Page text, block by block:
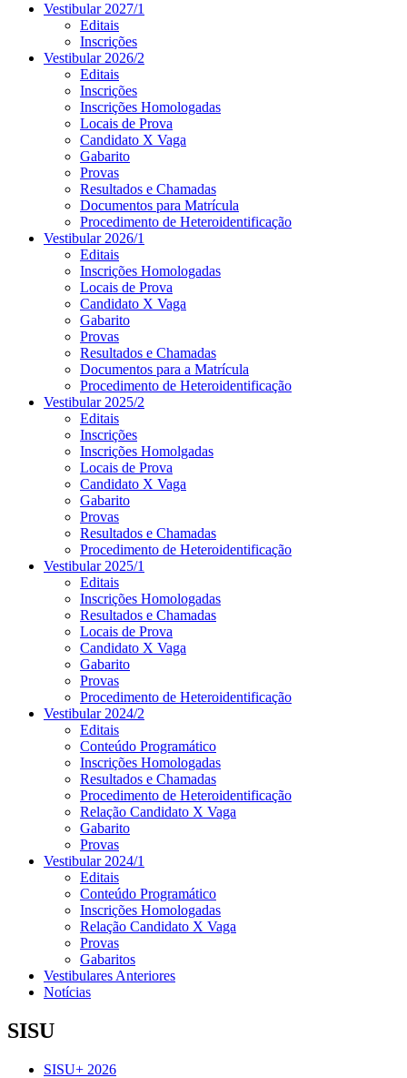
Vestibular 2027/1
Editais
Inscrições
Vestibular 2026/2
Editais
Inscrições
Inscrições Homologadas
Locais de Prova
Candidato X Vaga
Gabarito
Provas
Resultados e Chamadas
Documentos para Matrícula
Procedimento de Heteroidentificação
Vestibular 2026/1
Editais
Inscrições Homologadas
Locais de Prova
Candidato X Vaga
Gabarito
Provas
Resultados e Chamadas
Documentos para a Matrícula
Procedimento de Heteroidentificação
Vestibular 2025/2
Editais
Inscrições
Inscrições Homolgadas
Locais de Prova
Candidato X Vaga
Gabarito
Provas
Resultados e Chamadas
Procedimento de Heteroidentificação
Vestibular 2025/1
Editais
Inscrições Homologadas
Resultados e Chamadas
Locais de Prova
Candidato X Vaga
Gabarito
Provas
Procedimento de Heteroidentificação
Vestibular 2024/2
Editais
Conteúdo Programático
Inscrições Homologadas
Resultados e Chamadas
Procedimento de Heteroidentificação
Relação Candidato X Vaga
Gabarito
Provas
Vestibular 2024/1
Editais
Conteúdo Programático
Inscrições Homologadas
Relação Candidato X Vaga
Provas
Gabaritos
Vestibulares Anteriores
Notícias
SISU
SISU+ 2026